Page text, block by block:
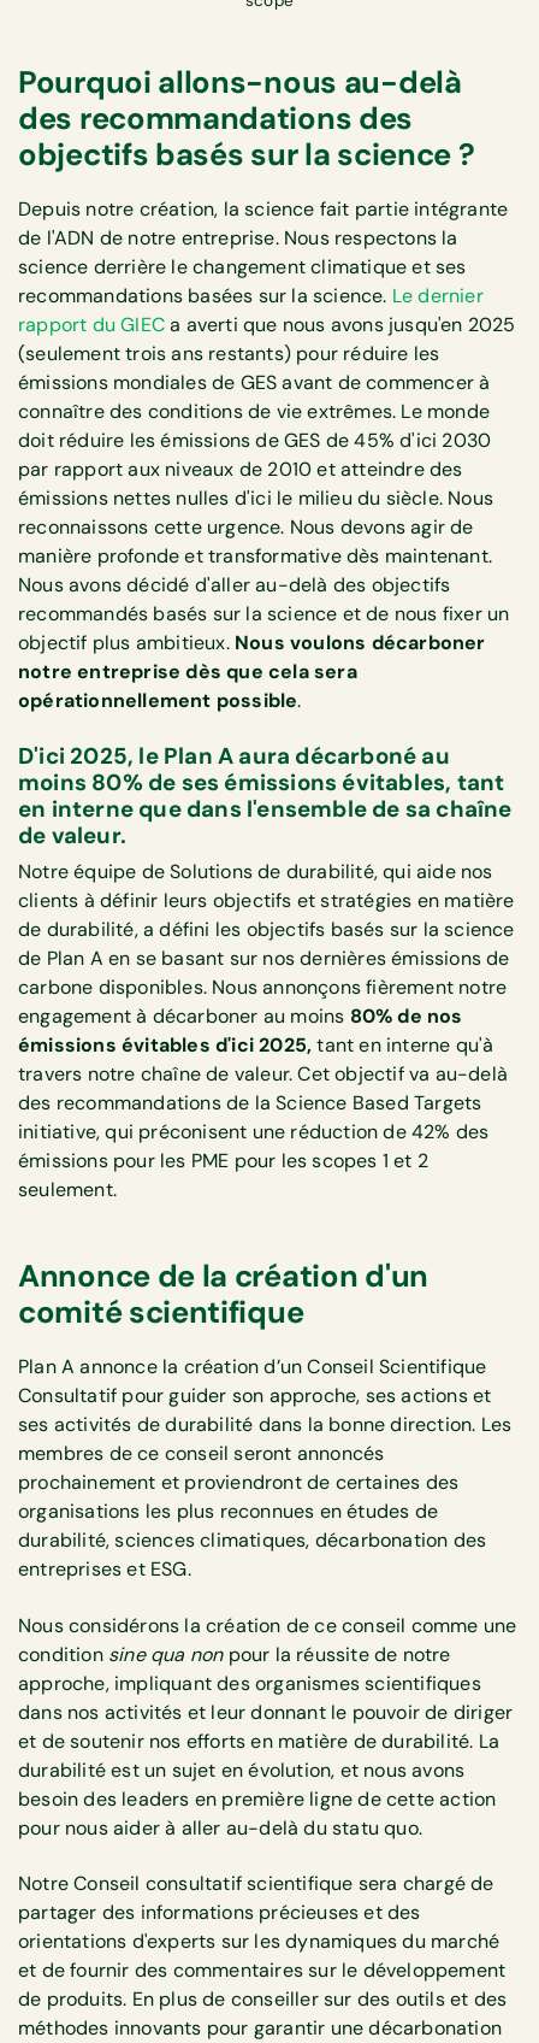
Pourquoi allons-nous au-delà
des recommandations des
objectifs basés sur la science ?
Depuis notre création, la science fait partie intégrante
de l'ADN de notre entreprise. Nous respectons la
science derrière le changement climatique et ses
recommandations basées sur la science. Le dernier
rapport du GIECa averti que nous avons jusqu'en 2025
(seulement trois ans restants) pour réduire les
émissions mondiales de GES avant de commencer à
connaître des conditions de vie extrêmes. Le monde
doit réduire les émissions de GES de 45% d'ici 2030
par rapport aux niveaux de 2010 et atteindre des
émissions nettes nulles d'ici le milieu du siècle. Nous
reconnaissons cette urgence. Nous devons agir de
manière profonde et transformative dès maintenant.
Nous avons décidé d'aller au-delà des objectifs
recommandés basés sur la science et de nous fixer un
objectif plus ambitieux. Nous voulons décarboner
notre entreprise dès que cela sera
opérationnellement possible.
D'ici 2025, le Plan A aura décarboné au
moins 80% de ses émissions évitables, tant
en interne que dans l'ensemble de sa chaîne
de valeur.
Notre équipe de Solutions de durabilité, qui aide nos
clients à définir leurs objectifs et stratégies en matière
de durabilité, a défini les objectifs basés sur la science
de Plan A en se basant sur nos dernières émissions de
carbone disponibles. Nous annonçons fièrement notre
engagement à décarboner au moins 80% de nos
émissions évitables d'ici 2025,tant en interne qu'à
travers notre chaîne de valeur. Cet objectif va au-delà
des recommandations de la Science Based Targets
initiative, qui préconisent une réduction de 42% des
émissions pour les PME pour les scopes 1 et 2
seulement.
Annonce de la création d'un
comité scientifique
Plan A annonce la création d’un Conseil Scientifique
Consultatif pour guider son approche, ses actions et
ses activités de durabilité dans la bonne direction. Les
membres de ce conseil seront annoncés
prochainement et proviendront de certaines des
organisations les plus reconnues en études de
durabilité, sciences climatiques, décarbonation des
entreprises et ESG.
Nous considérons la création de ce conseil comme une
condition sine qua nonpour la réussite de notre
approche, impliquant des organismes scientifiques
dans nos activités et leur donnant le pouvoir de diriger
et de soutenir nos efforts en matière de durabilité. La
durabilité est un sujet en évolution, et nous avons
besoin des leaders en première ligne de cette action
pour nous aider à aller au-delà du statu quo.
Notre Conseil consultatif scientifique sera chargé de
partager des informations précieuses et des
orientations d'experts sur les dynamiques du marché
et de fournir des commentaires sur le développement
de produits. En plus de conseiller sur des outils et des
méthodes innovants pour garantir une décarbonation